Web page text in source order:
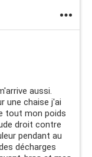
aussi.
une chaise j'ai
tout mon poids
droit contre
pendant au
décharges